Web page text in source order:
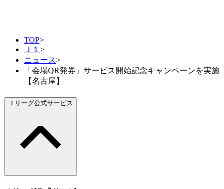
TOP>
Ｊ１ >
ニュース>
「会場QR発券」サービス開始記念キャンペーンを実施
【名古屋】
Ｊリーグ公式サービス